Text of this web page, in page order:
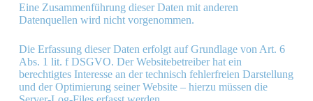
Eine Zusammenführung dieser Daten mit anderen
Datenquellen wird nicht vorgenommen.
Die Erfassung dieser Daten erfolgt auf Grundlage von Art. 6
Abs. 1 lit. f DSGVO. Der Websitebetreiber hat ein
berechtigtes Interesse an der technisch fehlerfreien Darstellung
und der Optimierung seiner Website – hierzu müssen die